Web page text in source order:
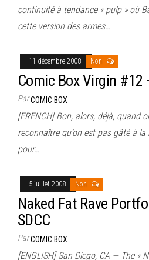
continuité à tendance « pulp » où
cette version des armes…
11 décembre 2008 Non
Comic Box Virgin
ParCOMIC BOX
[FRENCH] Bon, alors, déjà, quand
reconnaître qu’on est pas gâté à
pour…
5 juillet 2008 Non
Naked Fat Rave
SDCC
ParCOMIC BOX
[ENGLISH] San Diego, CA — The «